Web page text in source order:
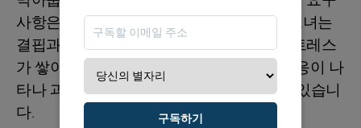
사항은 필수적입니다. 낭비하지 않으려는 그녀는
결핍과 상실에 대한 두려움이 있습니다. 스트레스
가 쌓이면 그녀 안에 있는 어린아이 같은 반응이 나
타나 과 indulge하게 되는 순간들이 생길 수 있습니
다.
구독하기